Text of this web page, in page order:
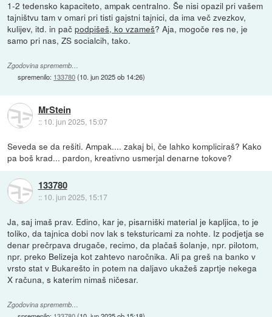
1-2 tedensko kapaciteto, ampak centralno. Še nisi opazil pri vašem
tajništvu tam v omari pri tisti gajstni tajnici, da ima več zvezkov,
kulijev, itd. in pačpodpišeš, ko vzameš? Aja, mogoče res ne, je
samo pri nas, ZS socialcih, tako.
Zgodovina sprememb…
spremenilo: 133780(10. jun 2025 ob 14:26)
MrStein
:: 10. jun 2025, 15:07
Seveda se da rešiti. Ampak.... zakaj bi, če lahko kompliciraš? Kako
pa boš krad... pardon, kreativno usmerjal denarne tokove?
133780
:: 10. jun 2025, 15:17
Ja, saj imaš prav. Edino, kar je, pisarniški material je kapljica, to je
toliko, da tajnica dobi nov lak s teksturicami za nohte. Iz podjetja se
denar prečrpava drugače, recimo, da plačaš šolanje, npr. pilotom,
npr. preko Belizeja kot zahtevo naročnika. Ali pa greš na banko v
vrsto stat v Bukarešto in potem na daljavo ukažeš zaprtje nekega
X računa, s katerim nimaš ničesar.
Zgodovina sprememb…